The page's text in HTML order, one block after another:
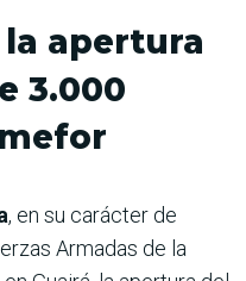
la apertura
3.000
, en su carácter de
Armadas de la